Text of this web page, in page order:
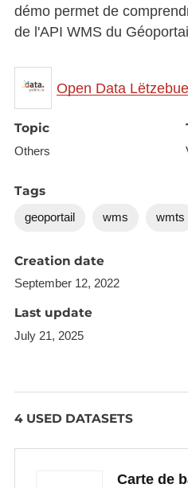
démo permet de
de l'API WMS du
Open Data
Topic
Others
Tags
geoportail wms wmts
Creation date
September 12, 2022
Last update
July 21, 2025
4 USED DATASETS
Carte de